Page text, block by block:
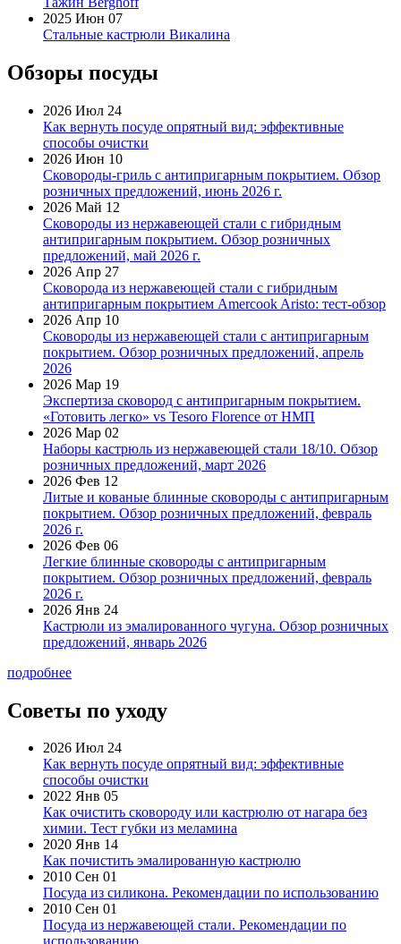
2025 Июн 07
Стальные кастрюли Викалина
Обзоры посуды
2026 Июл 24
Как вернуть посуде опрятный вид: эффективные
способы очистки
2026 Июн 10
Сковороды-гриль с антипригарным покрытием. Обзор
розничных предложений, июнь 2026 г.
2026 Май 12
Сковороды из нержавеющей стали с гибридным
антипригарным покрытием. Обзор розничных
предложений, май 2026 г.
2026 Апр 27
Сковорода из нержавеющей стали с гибридным
антипригарным покрытием Amercook Aristo: тест-обзор
2026 Апр 10
Сковороды из нержавеющей стали с антипригарным
покрытием. Обзор розничных предложений, апрель
2026
2026 Мар 19
Экспертиза сковород с антипригарным покрытием.
«Готовить легко» vs Tesoro Florence от НМП
2026 Мар 02
Наборы кастрюль из нержавеющей стали 18/10. Обзор
розничных предложений, март 2026
2026 Фев 12
Литые и кованые блинные сковороды с антипригарным
покрытием. Обзор розничных предложений, февраль
2026 г.
2026 Фев 06
Легкие блинные сковороды с антипригарным
покрытием. Обзор розничных предложений, февраль
2026 г.
2026 Янв 24
Кастрюли из эмалированного чугуна. Обзор розничных
предложений, январь 2026
подробнее
Советы по уходу
2026 Июл 24
Как вернуть посуде опрятный вид: эффективные
способы очистки
2022 Янв 05
Как очистить сковороду или кастрюлю от нагара без
химии. Тест губки из меламина
2020 Янв 14
Как почистить эмалированную кастрюлю
2010 Сен 01
Посуда из силикона. Рекомендации по использованию
2010 Сен 01
Посуда из нержавеющей стали. Рекомендации по